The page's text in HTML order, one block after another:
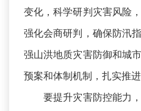
变化，科学研判灾害风险
强化会商研判，确保防汛
强山洪地质灾害防御和城
预案和体制机制，扎实推进
要提升灾害防控能力，